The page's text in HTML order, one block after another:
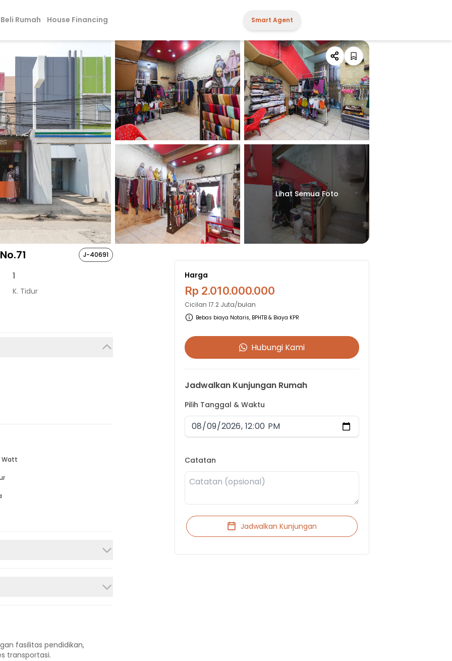
Beli Rumah House Financing Smart Agent
Lihat Semua Foto
J-40691
1
K. Tidur
Watt
fasilitas pendidikan,
transportasi.
Harga
Rp 2.010.000.000
Cicilan17.2 Juta/bulan
Bebas biaya Notaris, BPHTB & Biaya KPR
Hubungi Kami
Jadwalkan Kunjungan Rumah
Pilih Tanggal & Waktu
Catatan
Jadwalkan Kunjungan